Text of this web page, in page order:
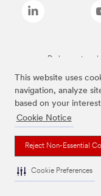
This website uses
navigation, analyze
based on your
Cookie Notice
Reject Non-Essential
Cookie Preferences
De